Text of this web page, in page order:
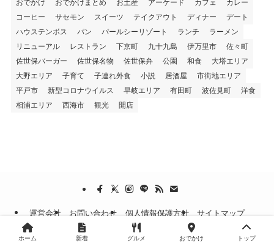
おでかけ おでかけまとめ お土産 アーケード カフェ
カレー
コーヒー
サセモン スイーツ テイクアウト ディナー
デート
ハウステンボス
パン パールシーリゾート ランチ
ラーメン
リニューアル
レストラン 下京町 九十九島 伊万里市
佐々町
佐世保バーガー
佐世保名物 佐世保弁 公園 和食
大塔エリア
大野エリア
子育て 子連れ外食 小説 居酒屋
市街地エリア
平戸市
新型コロナウイルス 早岐エリア 有田町 波佐見町
洋食
相浦エリア
西海市 観光 開店
運営会社 お問い合わせ 個人情報保護方針 サイトマップ
させぼ通信
ホーム 新着 グルメ おでかけ トップ